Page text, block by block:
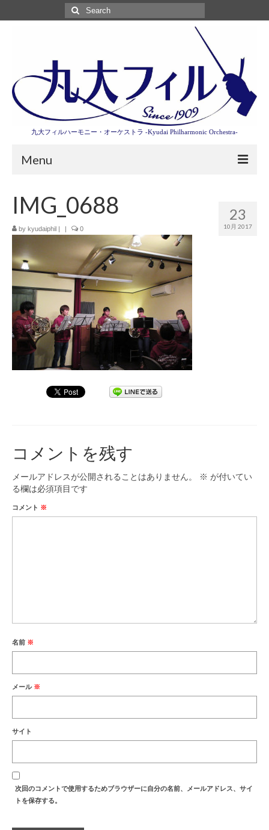
Search
for:
九大フィルハーモニー・オーケストラ -Kyudai Philharmonic Orchestra-
Menu
演奏会情報
卒業記念演奏会2027
九大フィルとは
九大フィルの歴史
ご寄付のお願い
演奏会の歴史
出張演奏
九大フィル特集ページ
23
10月 2017
IMG_0688
by kyudaiphil 0
コメントを残す
メールアドレスが公開されることはありません。 ※ が付いてい
る欄は必須項目です
コメント ※
名前 ※
メール ※
サイト
次回のコメントで使用するためブラウザーに自分の名前、メールアドレス、サイ
トを保存する。